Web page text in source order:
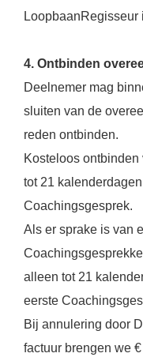
4. Ontbinden
Deelnemer mag
sluiten van de
reden ontbinden.
Kosteloos
tot 21
Coachingsgesprek.
Als er sprake is van
alleen tot 21
eerste
Bij annulering door
factuur brengen we